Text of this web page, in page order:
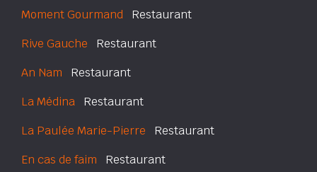
Moment Gourmand Restaurant
Rive Gauche Restaurant
An Nam Restaurant
La Médina Restaurant
La Paulée Marie-Pierre Restaurant
En cas de faim Restaurant